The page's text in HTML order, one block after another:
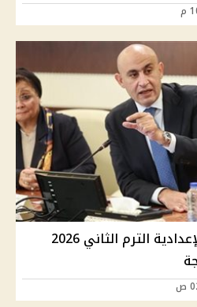
توزيع درجات الشهادة الإعدادية الترم الثاني 2026